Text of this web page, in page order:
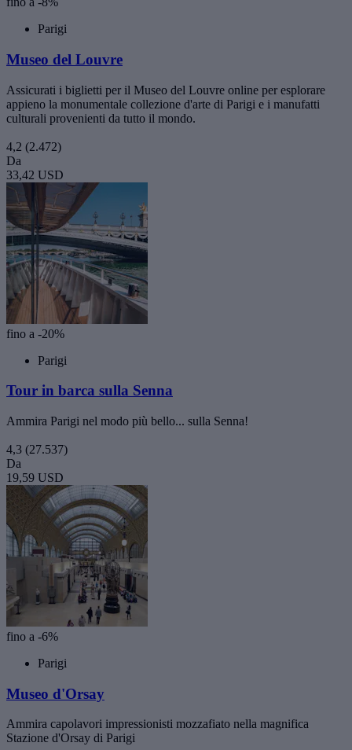
Parigi
Museo del Louvre
Assicurati i biglietti per il Museo del Louvre online per esplorare
appieno la monumentale collezione d'arte di Parigi e i manufatti
culturali provenienti da tutto il mondo.
4,2 (2.472)
Da
33,42 USD
fino a -20%
Parigi
Tour in barca sulla Senna
Ammira Parigi nel modo più bello... sulla Senna!
4,3 (27.537)
Da
19,59 USD
fino a -6%
Parigi
Museo d'Orsay
Ammira capolavori impressionisti mozzafiato nella magnifica
Stazione d'Orsay di Parigi